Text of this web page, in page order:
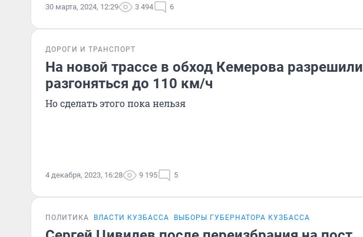
30 марта, 2024, 12:29 3 494 6
ДОРОГИ И ТРАНСПОРТ
На новой трассе в обход Кемерова разрешили
разгоняться до 110 км/ч
Но сделать этого пока нельзя
4 декабря, 2023, 16:28 9 195 5
ПОЛИТИКА ВЛАСТИ КУЗБАССА ВЫБОРЫ ГУБЕРНАТОРА КУЗБАССА